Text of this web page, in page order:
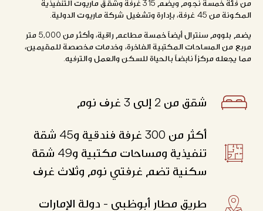
من فئة خمسة نجوم ويضم 315 غرفة وشقق ماريوت التنفيذية
المكونة من 45 غرفة، بإدارة وتشغيل شركة ماريوت الدولية.
يضم بلووم سنترال أيضاً خمسة مطاعم راقية، وأكثر من 5,000 متر
مربع من المساحات المكتبية الفاخرة، وخدمات مخصصة للمقيمين،
مما يجعله مركزاً نابضاً بالحياة للسكن والعمل والترفيه.
شقق من 2 إلى 3 غرف نوم
أكثر من 300 غرفة فندقية و45 شقة
تنفيذية ومساحات مكتبية و49 شقة
سكنية تضم غرفتي نوم وثلاث غرف
طريق مطار أبوظبي - دولة الإمارات